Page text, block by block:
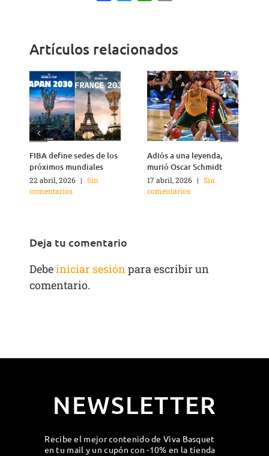
Artículos relacionados
FIBA define sedes de los
próximos mundiales
22 abril, 2026 | Sin
comentarios
Adiós a una leyenda,
murió Oscar Schmidt
17 abril, 2026 | Sin
comentarios
Deja tu comentario
Debeiniciar sesiónpara escribir un
comentario.
NEWSLETTER
Recibe el mejor contenido de Viva Basquet
en tu mail y un cupón con -10% en la tienda